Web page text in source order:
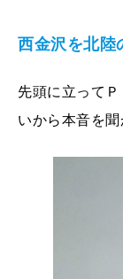
西金沢を北陸
先頭に立って
いから本音を